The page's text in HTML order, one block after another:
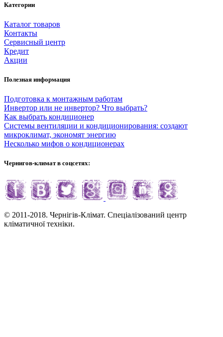
Категории
Каталог товаров
Контакты
Сервисный центр
Кредит
Акции
Полезная информация
Подготовка к монтажным работам
Инвертор или не инвертор? Что выбрать?
Как выбрать кондиционер
Системы вентиляции и кондиционирования: создают
микроклимат, экономят энергию
Несколько мифов о кондиционерах
Чернигов-климат в соцсетях:
© 2011-2018. Чернігів-Клімат. Спеціалізований центр
кліматичної техніки.